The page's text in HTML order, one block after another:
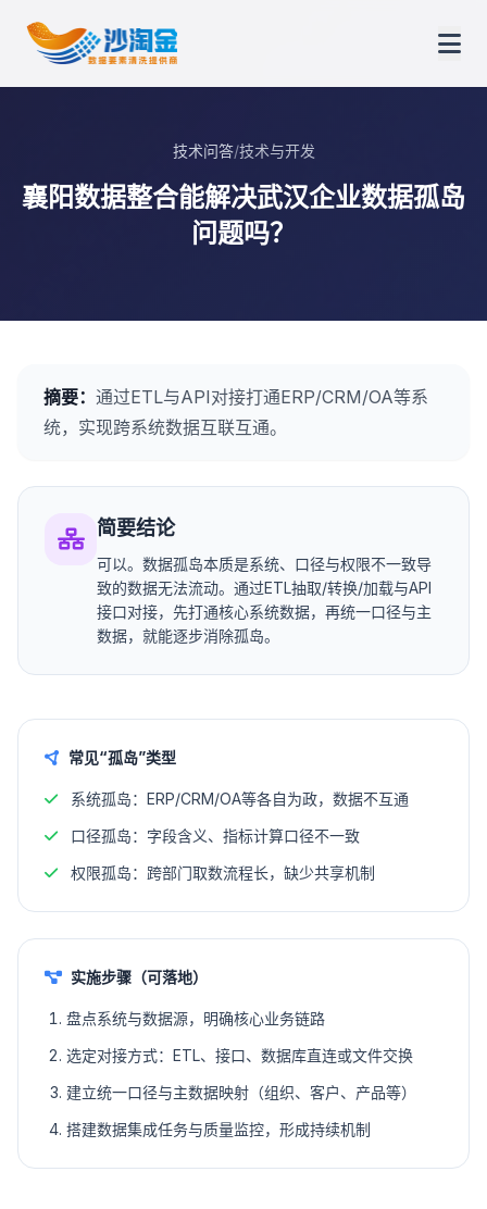
技术问答/技术与开发
襄阳数据整合能解决武汉企业数据孤岛
问题吗？
摘要： 通过ETL与API对接打通ERP/CRM/OA等系
统，实现跨系统数据互联互通。
简要结论
可以。数据孤岛本质是系统、口径与权限不一致导
致的数据无法流动。通过ETL抽取/转换/加载与API
接口对接，先打通核心系统数据，再统一口径与主
数据，就能逐步消除孤岛。
常见“孤岛”类型
系统孤岛：ERP/CRM/OA等各自为政，数据不互通
口径孤岛：字段含义、指标计算口径不一致
权限孤岛：跨部门取数流程长，缺少共享机制
实施步骤（可落地）
盘点系统与数据源，明确核心业务链路
选定对接方式：ETL、接口、数据库直连或文件交换
建立统一口径与主数据映射（组织、客户、产品等）
搭建数据集成任务与质量监控，形成持续机制